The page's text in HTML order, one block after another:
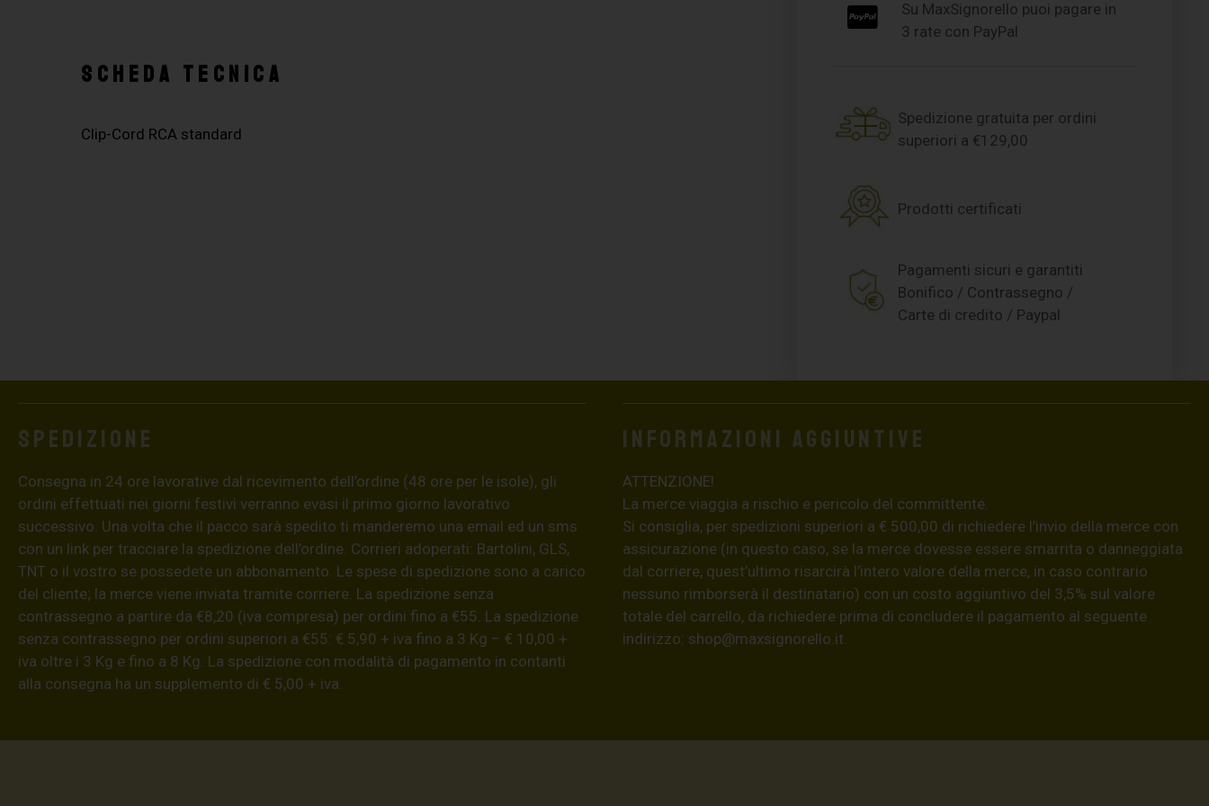
SCHEDA TECNICA
Clip-Cord RCA standard
Su MaxSignorello puoi pagare in
3 rate con PayPal
Spedizione gratuita per ordini
superiori a €129,00
Prodotti certificati
Pagamenti sicuri e garantiti
Bonifico / Contrassegno /
Carte di credito / Paypal
Spedizione
Consegna in 24 ore lavorative dal ricevimento dell’ordine (48 ore per le isole), gli
ordini effettuati nei giorni festivi verranno evasi il primo giorno lavorativo
successivo. Una volta che il pacco sarà spedito ti manderemo una email ed un sms
con un link per tracciare la spedizione dell’ordine. Corrieri adoperati: Bartolini, GLS,
TNT o il vostro se possedete un abbonamento. Le spese di spedizione sono a carico
del cliente; la merce viene inviata tramite corriere. La spedizione senza
contrassegno a partire da €8,20 (iva compresa) per ordini fino a €55. La spedizione
senza contrassegno per ordini superiori a €55: € 5,90 + iva fino a 3 Kg – € 10,00 +
iva oltre i 3 Kg e fino a 8 Kg. La spedizione con modalità di pagamento in contanti
alla consegna ha un supplemento di € 5,00 + iva.
Informazioni aggiuntive
ATTENZIONE!
La merce viaggia a rischio e pericolo del committente.
Si consiglia, per spedizioni superiori a € 500,00 di richiedere l’invio della merce con
assicurazione (in questo caso, se la merce dovesse essere smarrita o danneggiata
dal corriere, quest’ultimo risarcirà l’intero valore della merce, in caso contrario
nessuno rimborserà il destinatario) con un costo aggiuntivo del 3,5% sul valore
totale del carrello, da richiedere prima di concludere il pagamento al seguente
indirizzo: shop@maxsignorello.it